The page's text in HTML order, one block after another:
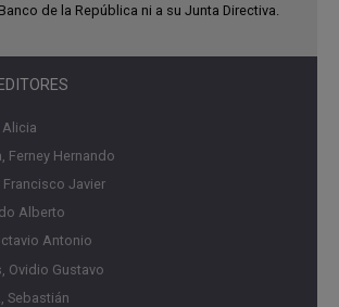
de la República ni a su Junta Directiva.
Alicia
Ferney Hernando
Javier
Alberto
Antonio
Ovidio Gustavo
Sebastián